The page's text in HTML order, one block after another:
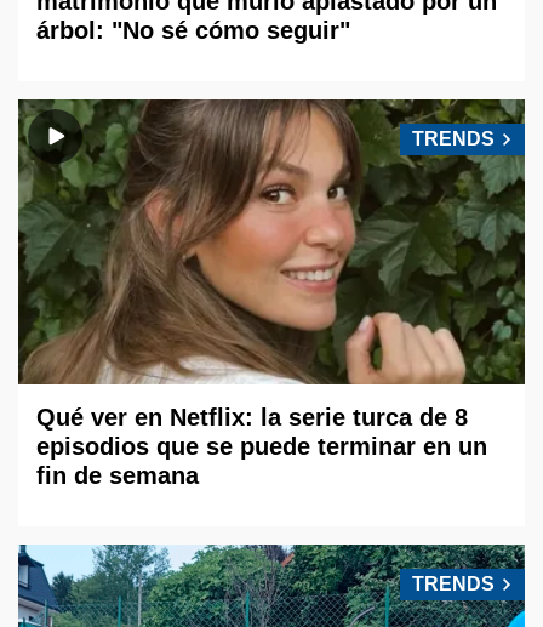
árbol: "No sé cómo seguir"
TRENDS
Qué ver en Netflix: la serie turca de 8
episodios que se puede terminar en un
fin de semana
TRENDS